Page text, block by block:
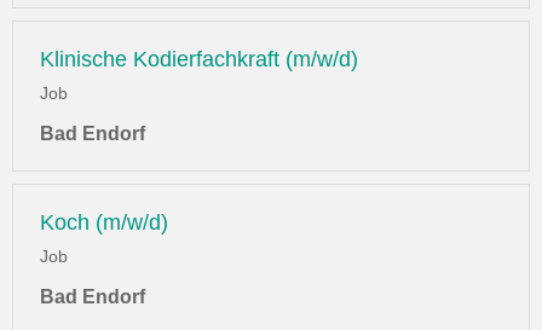
Klinische Kodierfachkraft (m/w/d)
Job
Bad Endorf
Koch (m/w/d)
Job
Bad Endorf